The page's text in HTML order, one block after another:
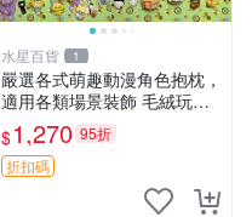
水星百貨 1
嚴選各式萌趣動漫角色抱枕，
適用各類場景裝飾 毛絨玩
具、卡通抱枕、趣味玩偶
$1,270 95折
折扣碼